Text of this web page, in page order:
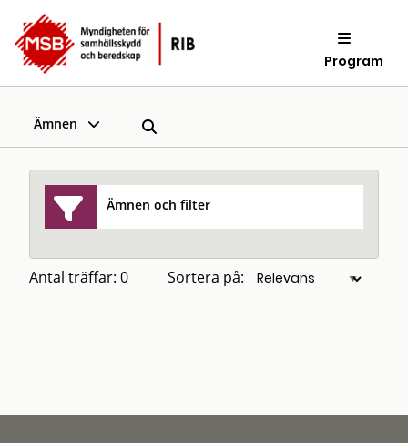
Program
Ämnen
Ämnen och filter
Antal träffar: 0 Sortera på: